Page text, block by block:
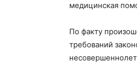
медицинская
По факту
требований